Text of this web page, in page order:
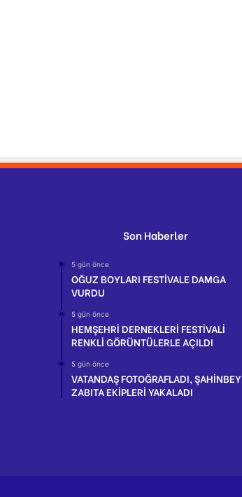
Son Haberler
5 gün önce
OĞUZ BOYLARI FESTİVALE DAMGA
VURDU
5 gün önce
HEMŞEHRİ DERNEKLERİ FESTİVALİ
RENKLİ GÖRÜNTÜLERLE AÇILDI
5 gün önce
VATANDAŞ FOTOĞRAFLADI, ŞAHİNBEY
ZABITA EKİPLERİ YAKALADI